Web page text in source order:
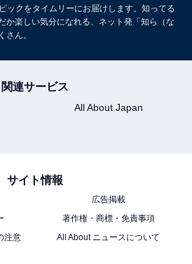
ックをタイムリーにお届けします。知ってる
か楽しい気分になれる、ネット発「知ら（な
さん。
関連サービス
All About Japan
サイト情報
広告掲載
著作権・商標・免責事項
注意
All About ニュースについて